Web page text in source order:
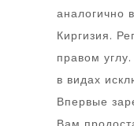
аналогично
Киргизия.
правом
в видах
Впервые